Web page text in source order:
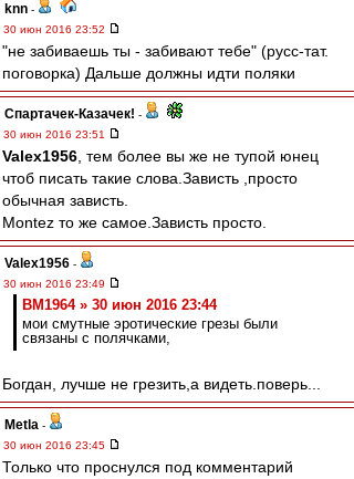
knn -
30 июн 2016 23:52
"не забиваешь ты - забивают тебе" (русс-тат.
поговорка) Дальше должны идти поляки
Спартачек-Казачек! -
30 июн 2016 23:51
Valex1956 , тем более вы же не тупой юнец
чтоб писать такие слова.Зависть ,просто
обычная зависть.
Montez то же самое.Зависть просто.
Valex1956 -
30 июн 2016 23:49
BM1964 » 30 июн 2016 23:44
мои смутные эротические грезы были
связаны с полячками,
Богдан, лучше не грезить,а видеть.поверь...
Metla -
30 июн 2016 23:45
Только что проснулся под комментарий